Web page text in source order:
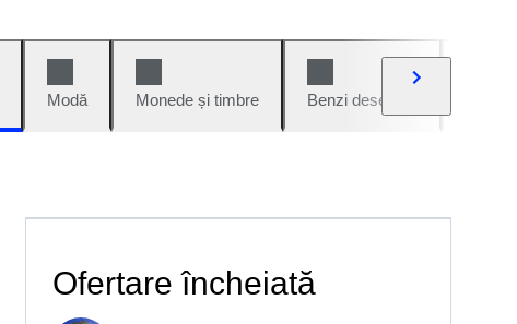
Modă Monede și timbre Benzi desenate
Ofertare încheiată